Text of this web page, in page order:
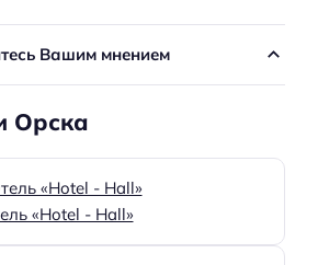
Вашим мнением
Орска
«Hotel - Hall»